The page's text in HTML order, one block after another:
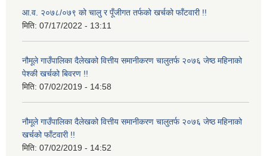
आ.व. २०७८/०७९ को चालु र पूँजीगत तर्फको खर्चको फाँटवारी !!
मिति: 07/17/2022 - 13:11
नौमूले गाउँपालिका दैलेखको वित्तीय समानीकरण चालुतर्फ २०७६ जेष्ठ महिनाको
पेश्की खर्चको बिवरण !!
मिति: 07/02/2019 - 14:58
नौमूले गाउँपालिका दैलेखको वित्तीय समानीकरण चालुतर्फ २०७६ जेष्ठ महिनाको
खर्चको फाँटवारी !!
मिति: 07/02/2019 - 14:52